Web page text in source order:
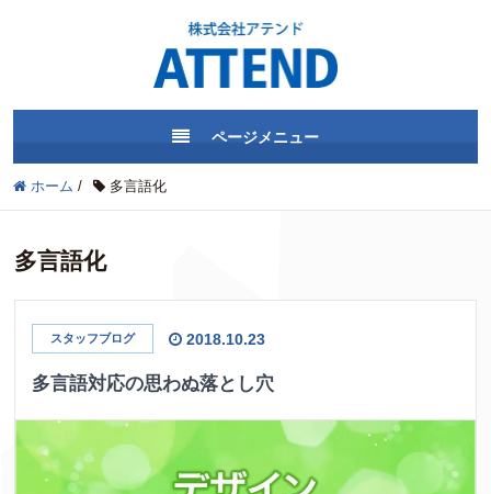
ページメニュー
ホーム / 多言語化
多言語化
スタッフブログ 2018.10.23
多言語対応の思わぬ落とし穴